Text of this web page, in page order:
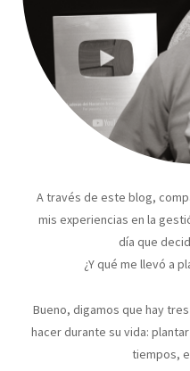
A través de este blog,
mis experiencias en la
día que
¿Y qué me llevó a
Bueno, digamos que hay
hacer durante su vida:
tiempos,